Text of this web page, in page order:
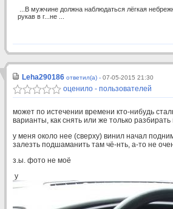
...В мужчине должна наблюдаться лёгкая
рукав в г...не ...
Leha290186 ответил(а) - 07-05-2015 21:30
оценило - пользователей
может по истечении времени кто-нибудь
варианты, как снять или же только
у меня около нее (сверху) винил начал
залезть подшаманить там чё-нть, а-то не
з.ы. фото не моё
у